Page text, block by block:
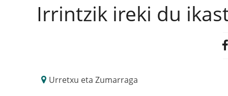
Irrintzik ireki du
Urretxu eta Zumarraga